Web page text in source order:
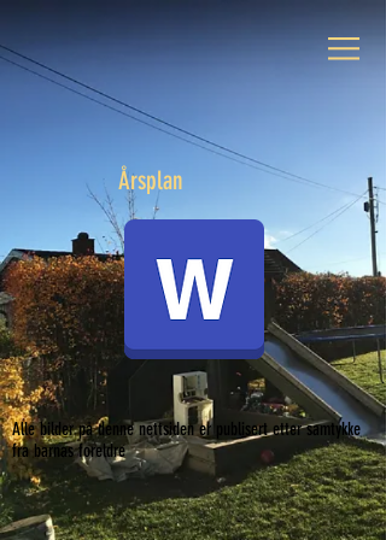
Årsplan
Alle bilder på denne nettsiden er publisert etter samtykke
fra barnas foreldre